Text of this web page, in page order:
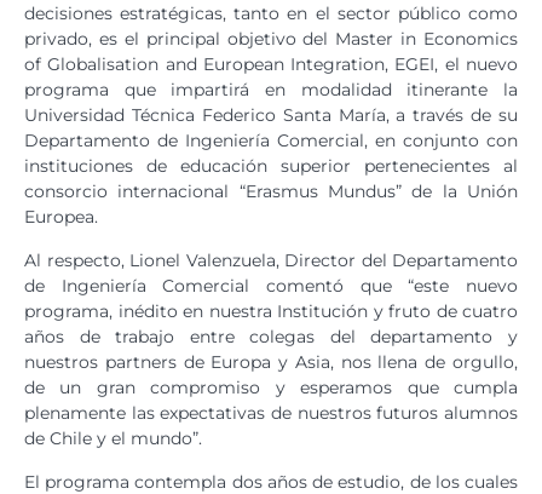
decisiones estratégicas, tanto en el sector público como
privado, es el principal objetivo del Master in Economics
of Globalisation and European Integration, EGEI, el nuevo
programa que impartirá en modalidad itinerante la
Universidad Técnica Federico Santa María, a través de su
Departamento de Ingeniería Comercial, en conjunto con
instituciones de educación superior pertenecientes al
consorcio internacional “Erasmus Mundus” de la Unión
Europea.
Al respecto, Lionel Valenzuela, Director del Departamento
de Ingeniería Comercial comentó que “este nuevo
programa, inédito en nuestra Institución y fruto de cuatro
años de trabajo entre colegas del departamento y
nuestros partners de Europa y Asia, nos llena de orgullo,
de un gran compromiso y esperamos que cumpla
plenamente las expectativas de nuestros futuros alumnos
de Chile y el mundo”.
El programa contempla dos años de estudio, de los cuales